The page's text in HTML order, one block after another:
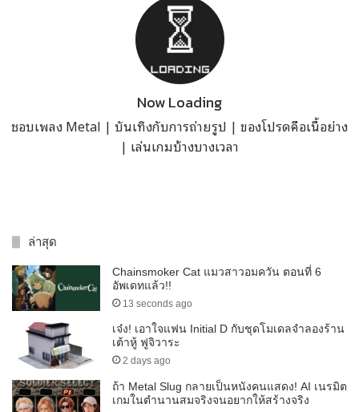
Now Loading
ชอบเพลง Metal | บันเทิงกับการถ่ายรูป | ของโปรดคือเนื้อย่าง
| เล่นเกมบ้างบางเวลา
ล่าสุด
Chainsmoker Cat แมวสาวอมควัน ตอนที่ 6
อัพเดทแล้ว!!
13 seconds ago
เจ๋ง! เอาใจแฟน Initial D กับชุดโมเดลจำลองร้าน
เต้าหู้ ฟูจิวาระ
2 days ago
ถ้า Metal Slug กลายเป็นหนังคนแสดง! AI เนรมิต
เกมในตำนานสมจริงจนอยากให้สร้างจริง